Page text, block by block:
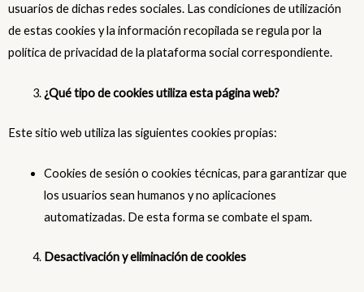
usuarios de dichas redes sociales. Las condiciones de utilización
de estas cookies y la información recopilada se regula por la
política de privacidad de la plataforma social correspondiente.
¿Qué tipo de cookies utiliza esta página web?
Este sitio web utiliza las siguientes cookies propias:
Cookies de sesión o cookies técnicas, para garantizar que
los usuarios sean humanos y no aplicaciones
automatizadas. De esta forma se combate el spam.
Desactivación y eliminación de cookies